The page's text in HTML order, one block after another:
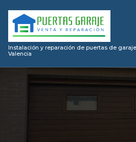
content
Instalación y reparación de puertas de
Valencia